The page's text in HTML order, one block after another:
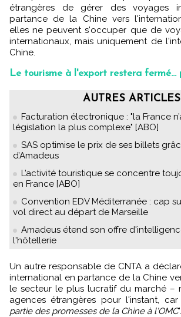
étrangères de gérer des voyages
partance de la Chine vers
elles ne peuvent s'occuper que de
internationaux, mais uniquement de
Chine.
Le tourisme à l'export restera fermé...
AUTRES ARTICLES
Facturation électronique : "la France
législation la plus complexe" [ABO]
SAS optimise le prix de ses billets
d’Amadeus
L’activité touristique se concentre
en France [ABO]
Convention EDV Méditerranée : cap
vol direct au départ de Marseille
Amadeus étend son offre
l'hôtellerie
Un autre responsable de CNTA a déclaré que le tourisme
international en partance de la Chine
le secteur le plus lucratif du marché –
agences étrangères pour l'instant, car
partie des promesses de la Chine à l'OMC".